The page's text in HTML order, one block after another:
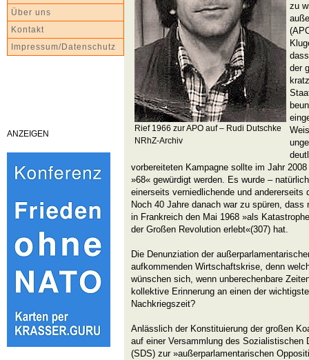
Über uns
Kontakt
Impressum/Datenschutz
ANZEIGEN
Rief 1966 zur APO auf – Rudi Dutschke
NRhZ-Archiv
zu
der
vorbereiteten Kampagne sollte im Jahr
»68« gewürdigt werden. Es wurde –
einerseits verniedlichende und andererseits
Noch 40 Jahre danach war zu spüren,
in Frankreich den Mai 1968 »als
der Großen Revolution erlebt«(307) hat.
Die Denunziation der
aufkommenden Wirtschaftskrise, denn
wünschen sich, wenn unberechenbare
kollektive Erinnerung an ­einen der
Nachkriegszeit?
Anlässlich der Konstituierung der großen
auf einer Versammlung des Sozialistischen
(SDS) zur »außerparlamentarischen